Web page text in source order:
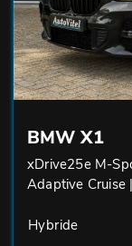
BMW X1
xDrive25e M-
Adaptive Cruise
Hybride